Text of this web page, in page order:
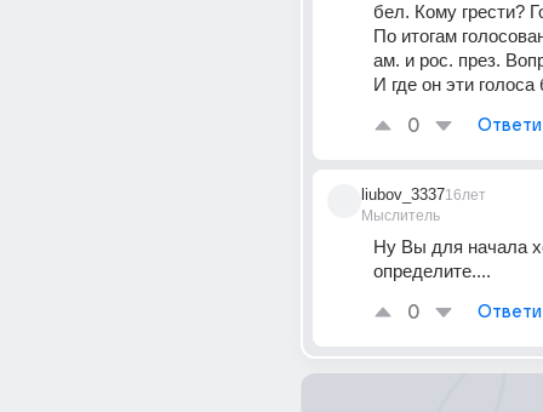
бел. Кому грести?
По итогам
ам. и рос. през.
И где он эти голоса
0
liubov_3337
Мыслитель
16лет
Ну Вы для начала
определите....
0